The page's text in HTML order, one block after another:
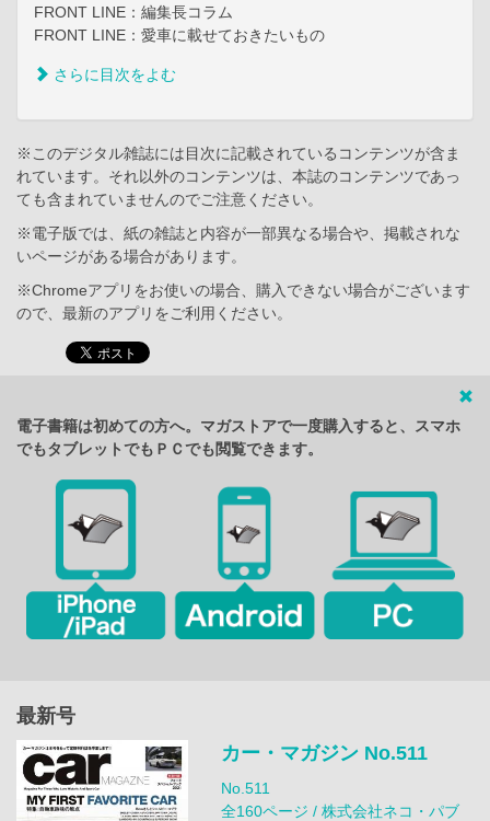
FRONT LINE：編集長コラム
FRONT LINE：愛車に載せておきたいもの
さらに目次をよむ
※このデジタル雑誌には目次に記載されているコンテンツが含ま
れています。それ以外のコンテンツは、本誌のコンテンツであっ
ても含まれていませんのでご注意ください。
※電子版では、紙の雑誌と内容が一部異なる場合や、掲載されな
いページがある場合があります。
※Chromeアプリをお使いの場合、購入できない場合がございます
ので、最新のアプリをご利用ください。
電子書籍は初めての方へ。マガストアで一度購入すると、スマホ
でもタブレットでもＰＣでも閲覧できます。
最新号
カー・マガジン No.511
No.511
全160ページ / 株式会社ネコ・パブ